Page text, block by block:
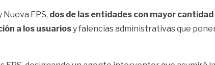
EPS, dos de las entidades con mayor
a los usuariosy falencias administrativas que